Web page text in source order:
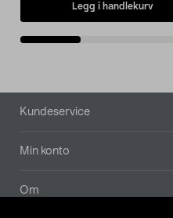
Legg i handlekurv
Bunntekst
Kundeservice
Min konto
Om